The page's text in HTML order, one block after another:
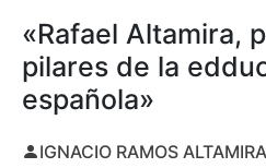
«Rafael Altamira,
pilares de la
española»
IGNACIO RAMOS ALTAMIRA